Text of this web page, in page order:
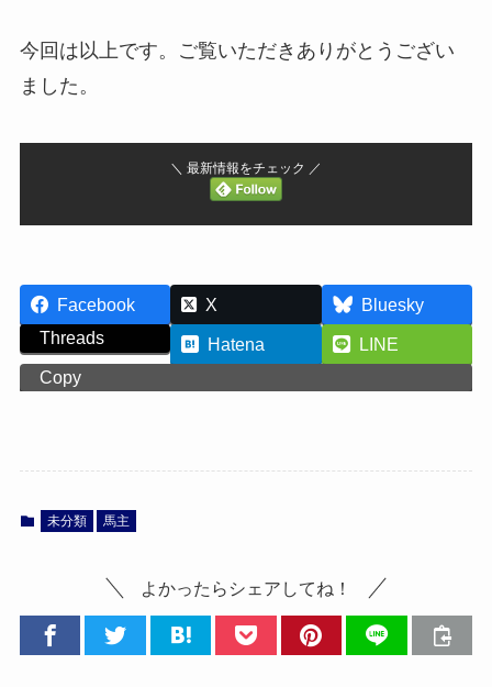
今回は以上です。ご覧いただきありがとうござい
ました。
＼ 最新情報をチェック ／
Facebook X
Bluesky
Threads
Hatena
LINE
Copy
未分類 馬主
よかったらシェアしてね！